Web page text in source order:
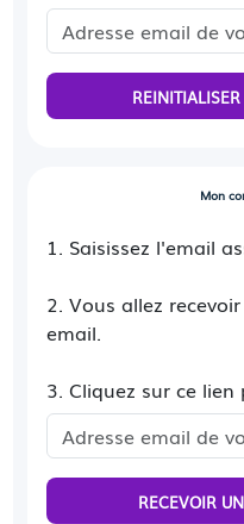
Mon
1. Saisissez l'email
2. Vous allez
email.
3. Cliquez sur ce
RECEVOIR